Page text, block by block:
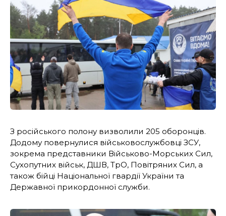
З російського полону визволили 205 оборонців.
Додому повернулися військовослужбовці ЗСУ,
зокрема представники Військово-Морських Сил,
Сухопутних військ, ДШВ, ТрО, Повітряних Сил, а
також бійці Національної гвардії України та
Державної прикордонної служби.